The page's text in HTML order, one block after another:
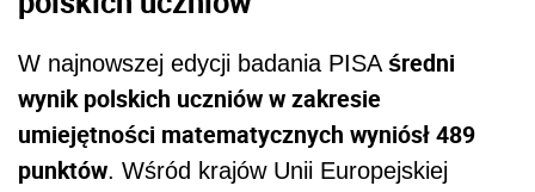
W najnowszej edycji badania PISA średni
wynik polskich uczniów w zakresie
umiejętności matematycznych wyniósł 489
punktów. Wśród krajów Unii Europejskiej